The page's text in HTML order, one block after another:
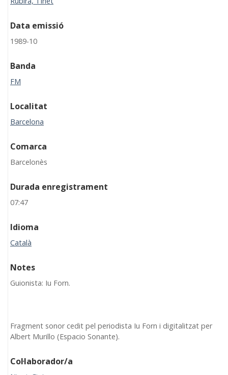
Data emissió
1989-10
Banda
FM
Localitat
Barcelona
Comarca
Barcelonès
Durada enregistrament
07:47
Idioma
Català
Notes
Guionista: Iu Forn.
Fragment sonor cedit pel periodista Iu Forn i digitalitzat per
Albert Murillo (Espacio Sonante).
Col·laborador/a